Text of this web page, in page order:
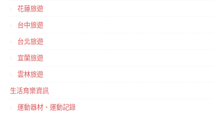
花蓮旅遊
台中旅遊
台北旅遊
宜蘭旅遊
雲林旅遊
生活育樂資訊
運動器材、運動記錄